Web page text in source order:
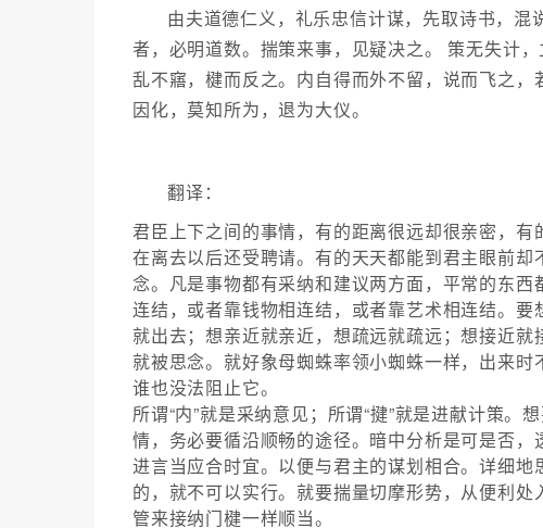
由夫道德仁义，礼乐忠信计谋，先取诗书，
者，必明道数。揣策来事，见疑决之。 策无失计
乱不窹，楗而反之。内自得而外不留，说而飞之
因化，莫知所为，退为大仪。
翻译：
君臣上下之间的事情，有的距离很远却很亲密，
在离去以后还受聘请。有的天天都能到君主眼前
念。凡是事物都有采纳和建议两方面，平常的东
连结，或者靠钱物相连结，或者靠艺术相连结。
就出去；想亲近就亲近，想疏远就疏远；想接近
就被思念。就好象母蜘蛛率领小蜘蛛一样，出来时
谁也没法阻止它。
所谓“内”就是采纳意见；所谓“揵”就是进献计策
情，务必要循沿顺畅的途径。暗中分析是可是否
进言当应合时宜。以便与君主的谋划相合。详细
的，就不可以实行。就要揣量切摩形势，从便利
管来接纳门楗一样顺当。